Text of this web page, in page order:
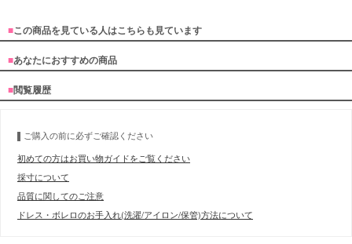
■この商品を見ている人はこちらも見ています
■あなたにおすすめの商品
■閲覧履歴
ご購入の前に必ずご確認ください
初めての方はお買い物ガイドをご覧ください
採寸について
品質に関してのご注意
ドレス・ボレロのお手入れ(洗濯/アイロン/保管)方法について